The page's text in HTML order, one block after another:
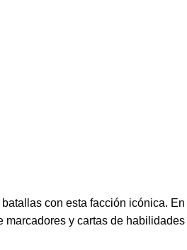
con esta facción icónica.
y cartas de